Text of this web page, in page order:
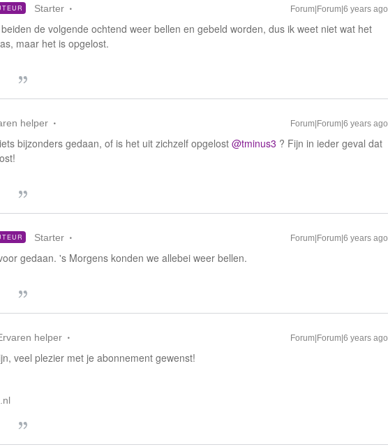
Starter Forum|Forum|6 years ago
de volgende ochtend weer bellen en gebeld worden, dus ik weet niet wat het
maar het is opgelost.
helper Forum|Forum|6 years ago
bijzonders gedaan, of is het uit zichzelf opgelost @tminus3 ? Fijn in ieder geval dat
Starter Forum|Forum|6 years ago
gedaan. 's Morgens konden we allebei weer bellen.
helper Forum|Forum|6 years ago
veel plezier met je abonnement gewenst!